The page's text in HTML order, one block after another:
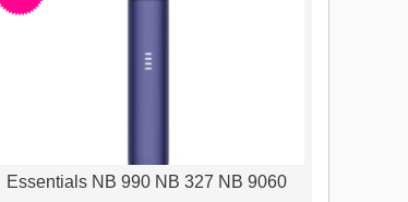
Essentials NB 990 NB 327 NB 9060